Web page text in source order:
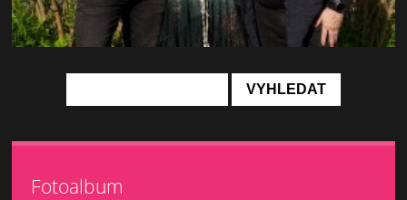
Fotoalbum